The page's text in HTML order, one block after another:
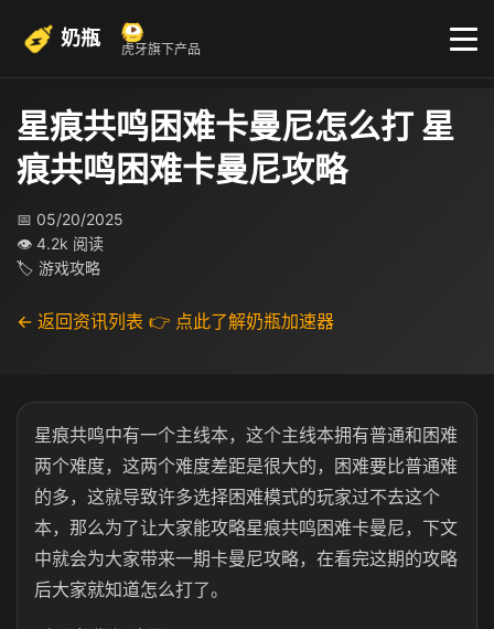
奶瓶 虎牙旗下产品
星痕共鸣困难卡曼尼怎么打 星
痕共鸣困难卡曼尼攻略
📅 05/20/2025
👁 4.2k 阅读
🏷 游戏攻略
← 返回资讯列表 👉 点此了解奶瓶加速器
星痕共鸣中有一个主线本，这个主线本拥有普通和困难
两个难度，这两个难度差距是很大的，困难要比普通难
的多，这就导致许多选择困难模式的玩家过不去这个
本，那么为了让大家能攻略星痕共鸣困难卡曼尼，下文
中就会为大家带来一期卡曼尼攻略，在看完这期的攻略
后大家就知道怎么打了。